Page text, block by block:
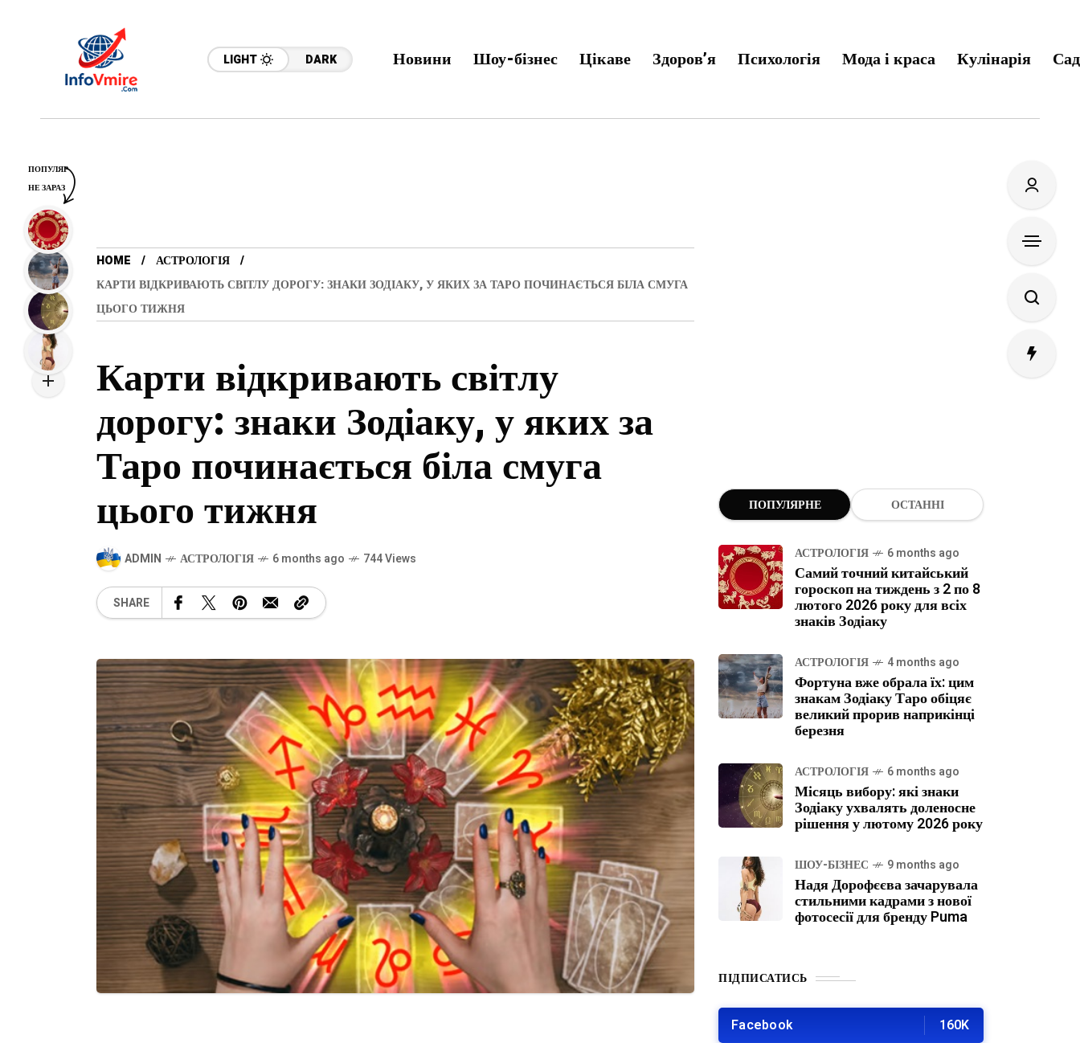
LIGHT DARK Новини Шоу-бізнес Цікаве Здоров’я Психологія Мода і краса Кулінарія
HOME
АСТРОЛОГІЯ
КАРТИ ВІДКРИВАЮТЬ СВІТЛУ ДОРОГУ: ЗНАКИ ЗОДІАКУ, У ЯКИХ ЗА ТАРО ПОЧИНАЄТЬСЯ БІЛА СМУГА
ЦЬОГО ТИЖНЯ
Карти відкривають світлу
дорогу: знаки Зодіаку, у яких за
Таро починається біла смуга
цього тижня
ADMIN АСТРОЛОГІЯ 6 months ago 744 Views
SHARE
ПОПУЛЯРНЕ ОСТАННІ
АСТРОЛОГІЯ 6 months ago
Самий точний китайський
гороскоп на тиждень з 2 по 8
лютого 2026 року для всіх
знаків Зодіаку
АСТРОЛОГІЯ 4 months ago
Фортуна вже обрала їх: цим
знакам Зодіаку Таро обіцяє
великий прорив наприкінці
березня
АСТРОЛОГІЯ 6 months ago
Місяць вибору: які знаки
Зодіаку ухвалять доленосне
рішення у лютому 2026 року
ШОУ-БІЗНЕС 9 months ago
Надя Дорофєєва зачарувала
стильними кадрами з нової
фотосесії для бренду Puma
ПІДПИСАТИСЬ
Facebook 160K
ПОПУЛЯР
НЕ ЗАРАЗ